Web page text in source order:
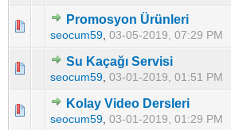
Promosyon Ürünleri
seocum59, 03-05-2019, 07:29 PM
0 Oy - Ortalama 5 üzerinden 0
123
Su Kaçağı Servisi
seocum59, 03-01-2019, 01:51 PM
0 Oy - Ortalama 5 üzerinden 0
1
Kolay Video Dersleri
seocum59, 03-01-2019, 01:29 PM
0 Oy - Ortalama 5 üzerinden 0
1234